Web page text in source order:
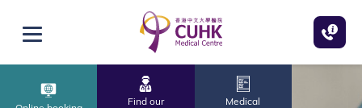
Open menu
Find our
Medical